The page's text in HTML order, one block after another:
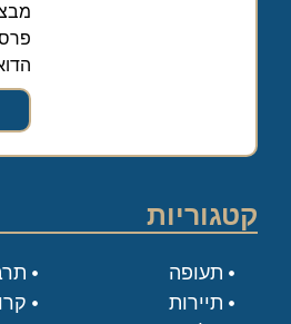
קטגוריות
תעופה
תיירות